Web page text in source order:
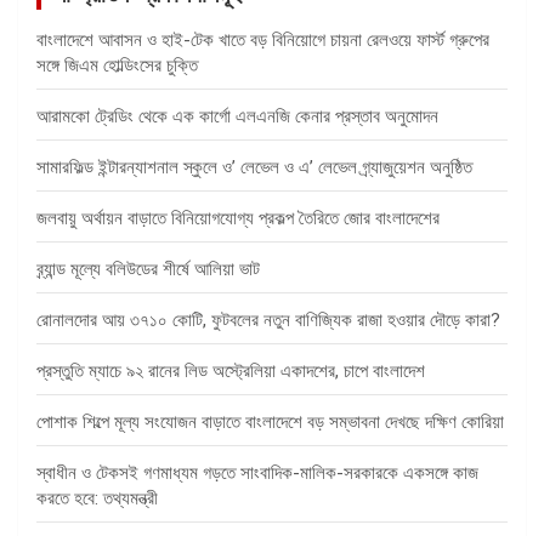
বাংলাদেশে আবাসন ও হাই-টেক খাতে বড় বিনিয়োগে চায়না রেলওয়ে ফার্স্ট গ্রুপের
সঙ্গে জিএম হোল্ডিংসের চুক্তি
আরামকো ট্রেডিং থেকে এক কার্গো এলএনজি কেনার প্রস্তাব অনুমোদন
সামারফিল্ড ইন্টারন্যাশনাল স্কুলে ও’ লেভেল ও এ’ লেভেল গ্র্যাজুয়েশন অনুষ্ঠিত
জলবায়ু অর্থায়ন বাড়াতে বিনিয়োগযোগ্য প্রকল্প তৈরিতে জোর বাংলাদেশের
ব্র্যান্ড মূল্যে বলিউডের শীর্ষে আলিয়া ভাট
রোনালদোর আয় ৩৭১০ কোটি, ফুটবলের নতুন বাণিজ্যিক রাজা হওয়ার দৌড়ে কারা?
প্রস্তুতি ম্যাচে ৯২ রানের লিড অস্ট্রেলিয়া একাদশের, চাপে বাংলাদেশ
পোশাক শিল্পে মূল্য সংযোজন বাড়াতে বাংলাদেশে বড় সম্ভাবনা দেখছে দক্ষিণ কোরিয়া
স্বাধীন ও টেকসই গণমাধ্যম গড়তে সাংবাদিক-মালিক-সরকারকে একসঙ্গে কাজ
করতে হবে: তথ্যমন্ত্রী